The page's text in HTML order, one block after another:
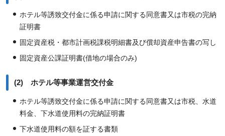
ホテル等誘致交付金に係る申請に関する同意書又は市税の完納
証明書
固定資産税・都市計画税課税明細書及び償却資産申告書の写し
固定資産公課証明書(借地の場合のみ)
(2) ホテル等事業運営交付金
ホテル等誘致交付金に係る申請に関する同意書又は市税、水道
料金、下水道使用料の完納証明書
下水道使用料の額を証する書類